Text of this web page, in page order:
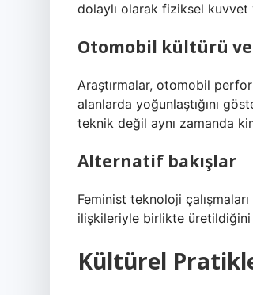
dolaylı olarak fiziksel kuvvet
Otomobil kültürü
Araştırmalar, otomobil
alanlarda yoğunlaştığını
teknik değil aynı zamanda
Alternatif bakışlar
Feminist teknoloji
ilişkileriyle birlikte üretildiğini
Kültürel